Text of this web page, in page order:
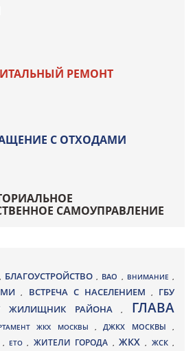
РЕМОНТ
С ОТХОДАМИ
САМОУПРАВЛЕНИЕ
, БЛАГОУСТРОЙСТВО , ВАО , ВНИМАНИЕ ,
, ВСТРЕЧА С НАСЕЛЕНИЕМ , ГБУ
ЖИЛИЩНИК РАЙОНА, ГЛАВА
ЖКХ МОСКВЫ ,ДЖКХ МОСКВЫ ,
, ЕТО, ЖИТЕЛИ ГОРОДА , ЖКХ, ЖСК,